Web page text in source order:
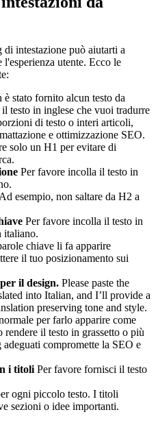
intestazione può aiutarti a
utente. Ecco le
è stato fornito alcun testo da
testo in inglese che vuoi tradurre
di testo o interi articoli,
e ottimizzazione SEO.
solo un H1 per evitare di
Per favore incolla il testo in
esempio, non saltare da H2 a
Per favore incolla il testo in
italiano.
chiave li fa apparire
il tuo posizionamento sui
il design. Please paste the
into Italian, and I’ll provide a
preserving tone and style.
per farlo apparire come
rendere il testo in grassetto o più
adeguati compromette la SEO e
i titoli Per favore fornisci il testo
ogni piccolo testo. I titoli
sezioni o idee importanti.